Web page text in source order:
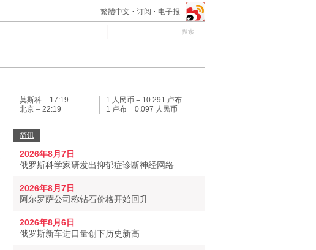
繁體中文 订阅 电子报
莫斯科 – 17:19
北京 – 22:19
1 人民币 = 10.291 卢布
1 卢布 = 0.097 人民币
简讯
2026年8月7日
俄罗斯科学家研发出抑郁症诊断神经网络
2026年8月7日
阿尔罗萨公司称钻石价格开始回升
2026年8月6日
俄罗斯新车进口量创下历史新高